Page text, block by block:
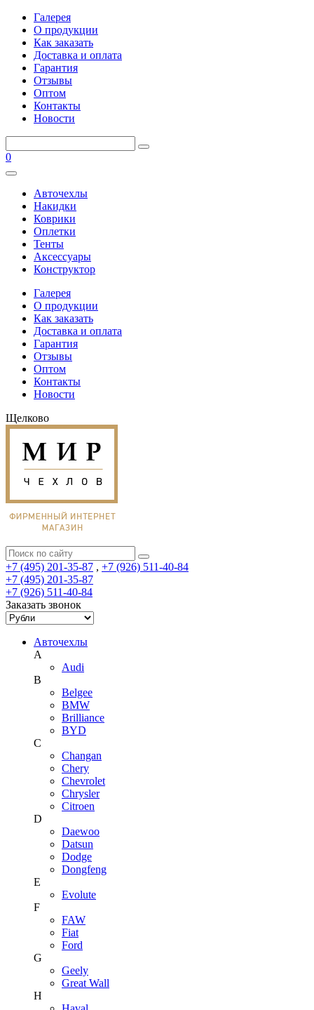
Галерея
О продукции
Как заказать
Доставка и оплата
Гарантия
Отзывы
Оптом
Контакты
Новости
0
Авточехлы
Накидки
Коврики
Оплетки
Тенты
Аксессуары
Конструктор
Галерея
О продукции
Как заказать
Доставка и оплата
Гарантия
Отзывы
Оптом
Контакты
Новости
Щелково
+7 (495) 201-35-87 , +7 (926) 511-40-84
+7 (495) 201-35-87
+7 (926) 511-40-84
Заказать звонок
Авточехлы
A
Audi
B
Belgee
BMW
Brilliance
BYD
C
Changan
Chery
Chevrolet
Chrysler
Citroen
D
Daewoo
Datsun
Dodge
Dongfeng
E
Evolute
F
FAW
Fiat
Ford
G
Geely
Great Wall
H